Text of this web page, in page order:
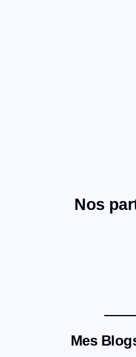
Nos
Mes